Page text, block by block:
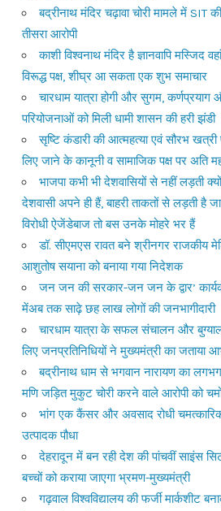
बद्रीनाथ मंदिर चढ़ावा चोरी मामले में SIT की
तीसरा आरोपी
काशी विश्वनाथ मंदिर है ज्ञानवापि मस्जिद
विरूद्ध पक्ष, शीघ्र आ सकता एक शुभ समाचार
चारधाम यात्रा होगी और सुगम,
परियोजनाओं को मिली धामी शासन की हरी झंडी
सृष्टि कंडारी की आत्महत्या एवं सौरभ खत्री
लिए जाने के कानूनी व सामाजिक पक्ष पर अति
भाजपा कभी भी देशवासियों से नहीं लड़ती
देशवासी अपने ही हैं, बाहरी ताकतों से लड़ती है
विरोधी ऐजेंडेबाज तो बस उनके मोहरे भर हैं
डॉ. सीएमएस रावत बने श्रीनगर राजकीय
आशुतोष सयाना को बनाया गया निदेशक
जन जन की सरकार-जन जन के द्वार’
मेंअब तक साढ़े छह लाख लोगों की जनभागीदारी
चारधाम यात्रा के सफल संचालन और
लिए जनप्रतिनिधियों ने मुख्यमंत्री का जताया
बद्रीनाथ धाम से भगवान नारायण का
मणि जड़ित मुकुट चोरी करने वाले आरोपी को
भांग एक कैंसर और अवसाद रोधी
उत्पादक पौधा
देहरादून में बन रही देश की पांचवीं साइंस
बच्चों को कराया जाएगा भ्रमण-मुख्यमंत्री
गढ़वाल विश्वविद्यालय की फर्जी मार्कशीट